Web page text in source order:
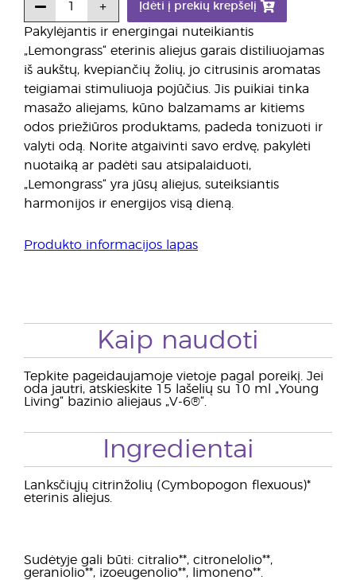
Pakylėjantis ir energingai nuteikiantis
„Lemongrass“ eterinis aliejus garais distiliuojamas
iš aukštų, kvepiančių žolių, jo citrusinis aromatas
teigiamai stimuliuoja pojūčius. Jis puikiai tinka
masažo aliejams, kūno balzamams ar kitiems
odos priežiūros produktams, padeda tonizuoti ir
valyti odą. Norite atgaivinti savo erdvę, pakylėti
nuotaiką ar padėti sau atsipalaiduoti,
„Lemongrass“ yra jūsų aliejus, suteiksiantis
harmonijos ir energijos visą dieną.
Produkto informacijos lapas
Įdėti į prekių krepšelį
Kaip naudoti
Tepkite pageidaujamoje vietoje pagal poreikį. Jei
oda jautri, atskieskite 15 lašelių su 10 ml „Young
Living“ bazinio aliejaus „V-6®“.
Ingredientai
Lanksčiųjų citrinžolių (Cymbopogon flexuous)*
eterinis aliejus.
Sudėtyje gali būti: citralio**, citronelolio**,
geraniolio**, izoeugenolio**, limoneno**.